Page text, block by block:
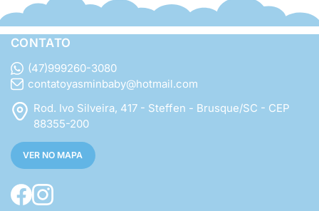
CONTATO
(47)999260-3080
contatoyasminbaby@hotmail.com
Rod. Ivo Silveira, 417 - Steffen - Brusque/SC - CEP
88355-200
VER NO MAPA